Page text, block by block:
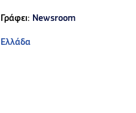
Γράφει: Newsroom
Ελλάδα